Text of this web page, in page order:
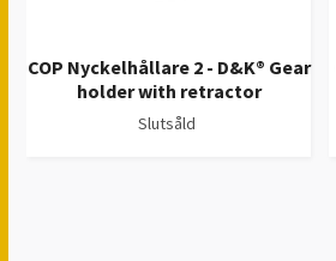
COP Nyckelhållare 2 - D&K® Gear
holder with retractor
Slutsåld